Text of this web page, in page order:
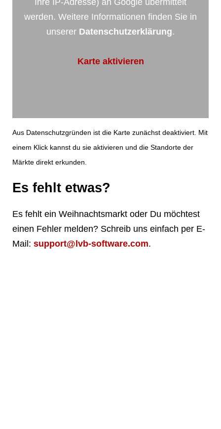
werden. Weitere Informationen finden Sie in
unserer Datenschutzerklärung.
Karte aktivieren
Aus Datenschutzgründen ist die Karte zunächst deaktiviert. Mit
einem Klick kannst du sie aktivieren und die Standorte der
Märkte direkt erkunden.
Es fehlt etwas?
Es fehlt ein Weihnachtsmarkt oder Du möchtest
einen Fehler melden? Schreib uns einfach per E-
Mail: support@lvb-software.com.